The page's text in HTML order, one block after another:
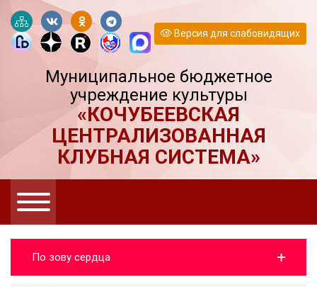
Версия для слабовидящих
Муниципальное бюджетное
учреждение культуры
«КОЧУБЕЕВСКАЯ
ЦЕНТРАЛИЗОВАННАЯ
КЛУБНАЯ СИСТЕМА»
По зову сердца